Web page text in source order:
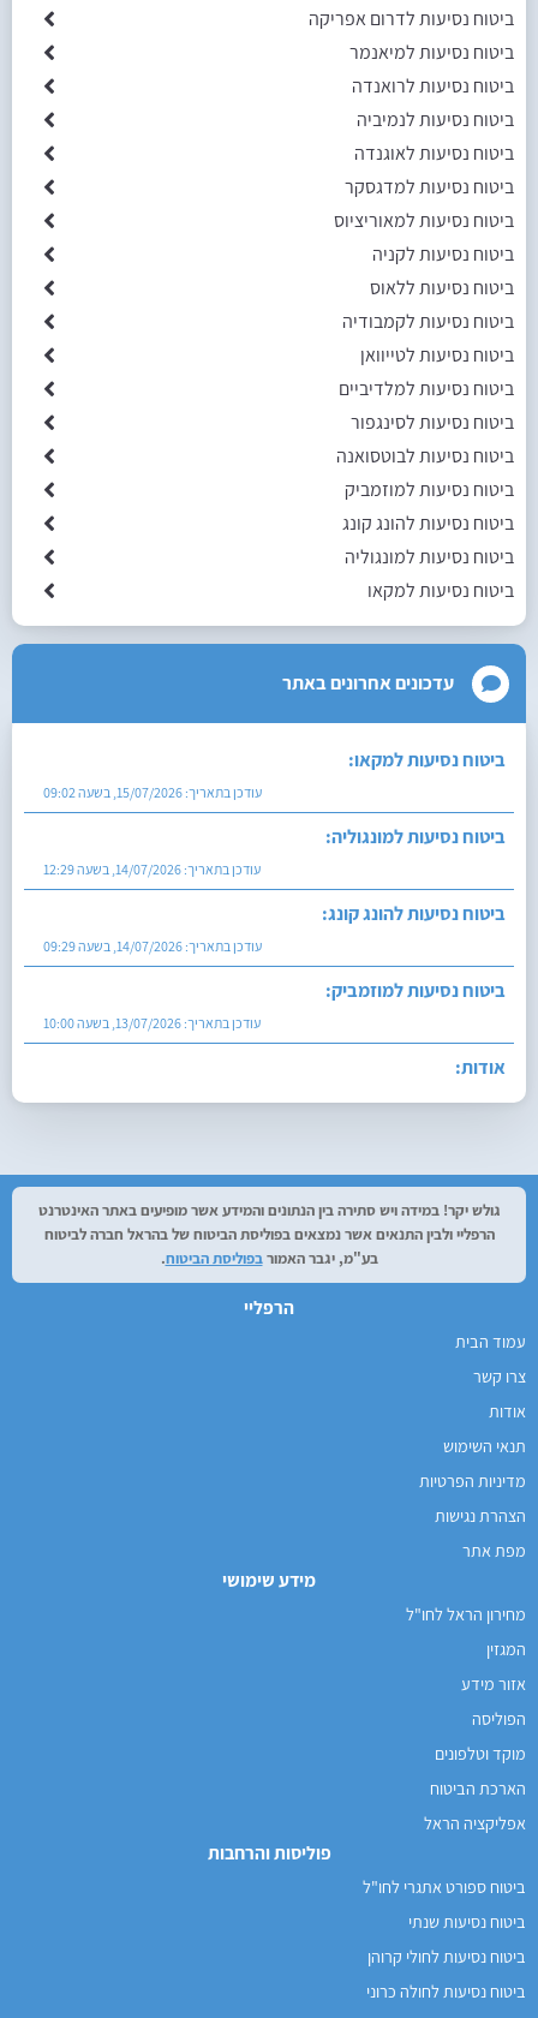
ביטוח נסיעות לדרום אפריקה
ביטוח נסיעות למיאנמר
ביטוח נסיעות לרואנדה
ביטוח נסיעות לנמיביה
ביטוח נסיעות לאוגנדה
ביטוח נסיעות למדגסקר
ביטוח נסיעות למאוריציוס
ביטוח נסיעות לקניה
ביטוח נסיעות ללאוס
ביטוח נסיעות לקמבודיה
ביטוח נסיעות לטייוואן
ביטוח נסיעות למלדיביים
ביטוח נסיעות לסינגפור
ביטוח נסיעות לבוטסואנה
ביטוח נסיעות למוזמביק
ביטוח נסיעות להונג קונג
ביטוח נסיעות למונגוליה
ביטוח נסיעות למקאו
עדכונים אחרונים באתר
ביטוח נסיעות למקאו:
עודכן בתאריך: 15/07/2026, בשעה 09:02
ביטוח נסיעות למונגוליה:
עודכן בתאריך: 14/07/2026, בשעה 12:29
ביטוח נסיעות להונג קונג:
עודכן בתאריך: 14/07/2026, בשעה 09:29
ביטוח נסיעות למוזמביק:
עודכן בתאריך: 13/07/2026, בשעה 10:00
אודות:
עודכן בתאריך:27/07/2026, בשעה 12:29
גולש יקר! במידה ויש סתירה בין הנתונים והמידע אשר מופיעים באתר האינטרנט
הרפליי ולבין התנאים אשר נמצאים בפוליסת הביטוח של בהראל חברה לביטוח
בע"מ, יגבר האמורבפוליסת הביטוח.
הרפליי
עמוד הבית
צרו קשר
אודות
תנאי השימוש
מדיניות הפרטיות
הצהרת נגישות
מפת אתר
מידע שימושי
מחירון הראל לחו"ל
המגזין
אזור מידע
הפוליסה
מוקד וטלפונים
הארכת הביטוח
אפליקציה הראל
פוליסות והרחבות
ביטוח ספורט אתגרי לחו"ל
ביטוח נסיעות שנתי
ביטוח נסיעות לחולי קרוהן
ביטוח נסיעות לחולה כרוני